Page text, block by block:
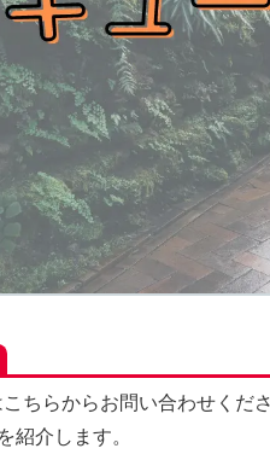
ちらからお問い合わせくださ
紹介します。